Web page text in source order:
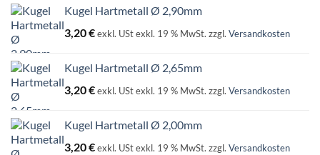
Kugel Hartmetall Ø 2,90mm
3,20€exkl. UStexkl. 19 % MwSt. zzgl. Versandkosten
Kugel Hartmetall Ø 2,65mm
3,20€exkl. UStexkl. 19 % MwSt. zzgl. Versandkosten
Kugel Hartmetall Ø 2,00mm
3,20€exkl. UStexkl. 19 % MwSt. zzgl. Versandkosten